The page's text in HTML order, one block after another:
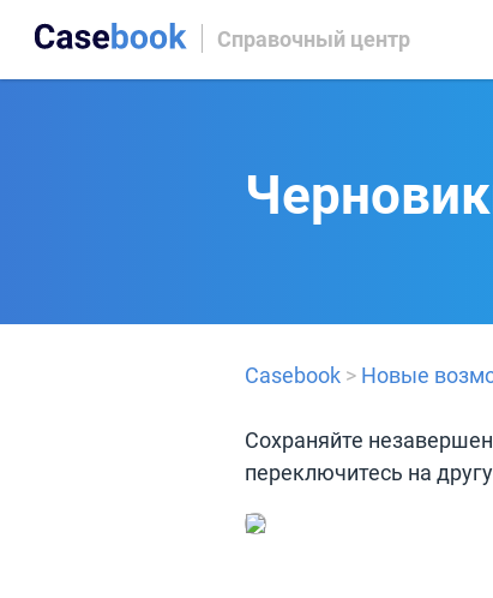
Справочный центр
Casebook > Новые
Сохраняйте
переключитесь на